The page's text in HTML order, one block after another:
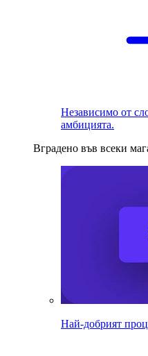
Независимо от
амбицията.
Вградено във всеки
Най-добрият